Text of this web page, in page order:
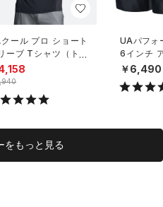
ール プロ ショート
ーブ Tシャツ（トレ
ング/MEN）
UAパフォ
6インチ
（3枚セッ
ング/MEN
￥6,490
をもっと見る